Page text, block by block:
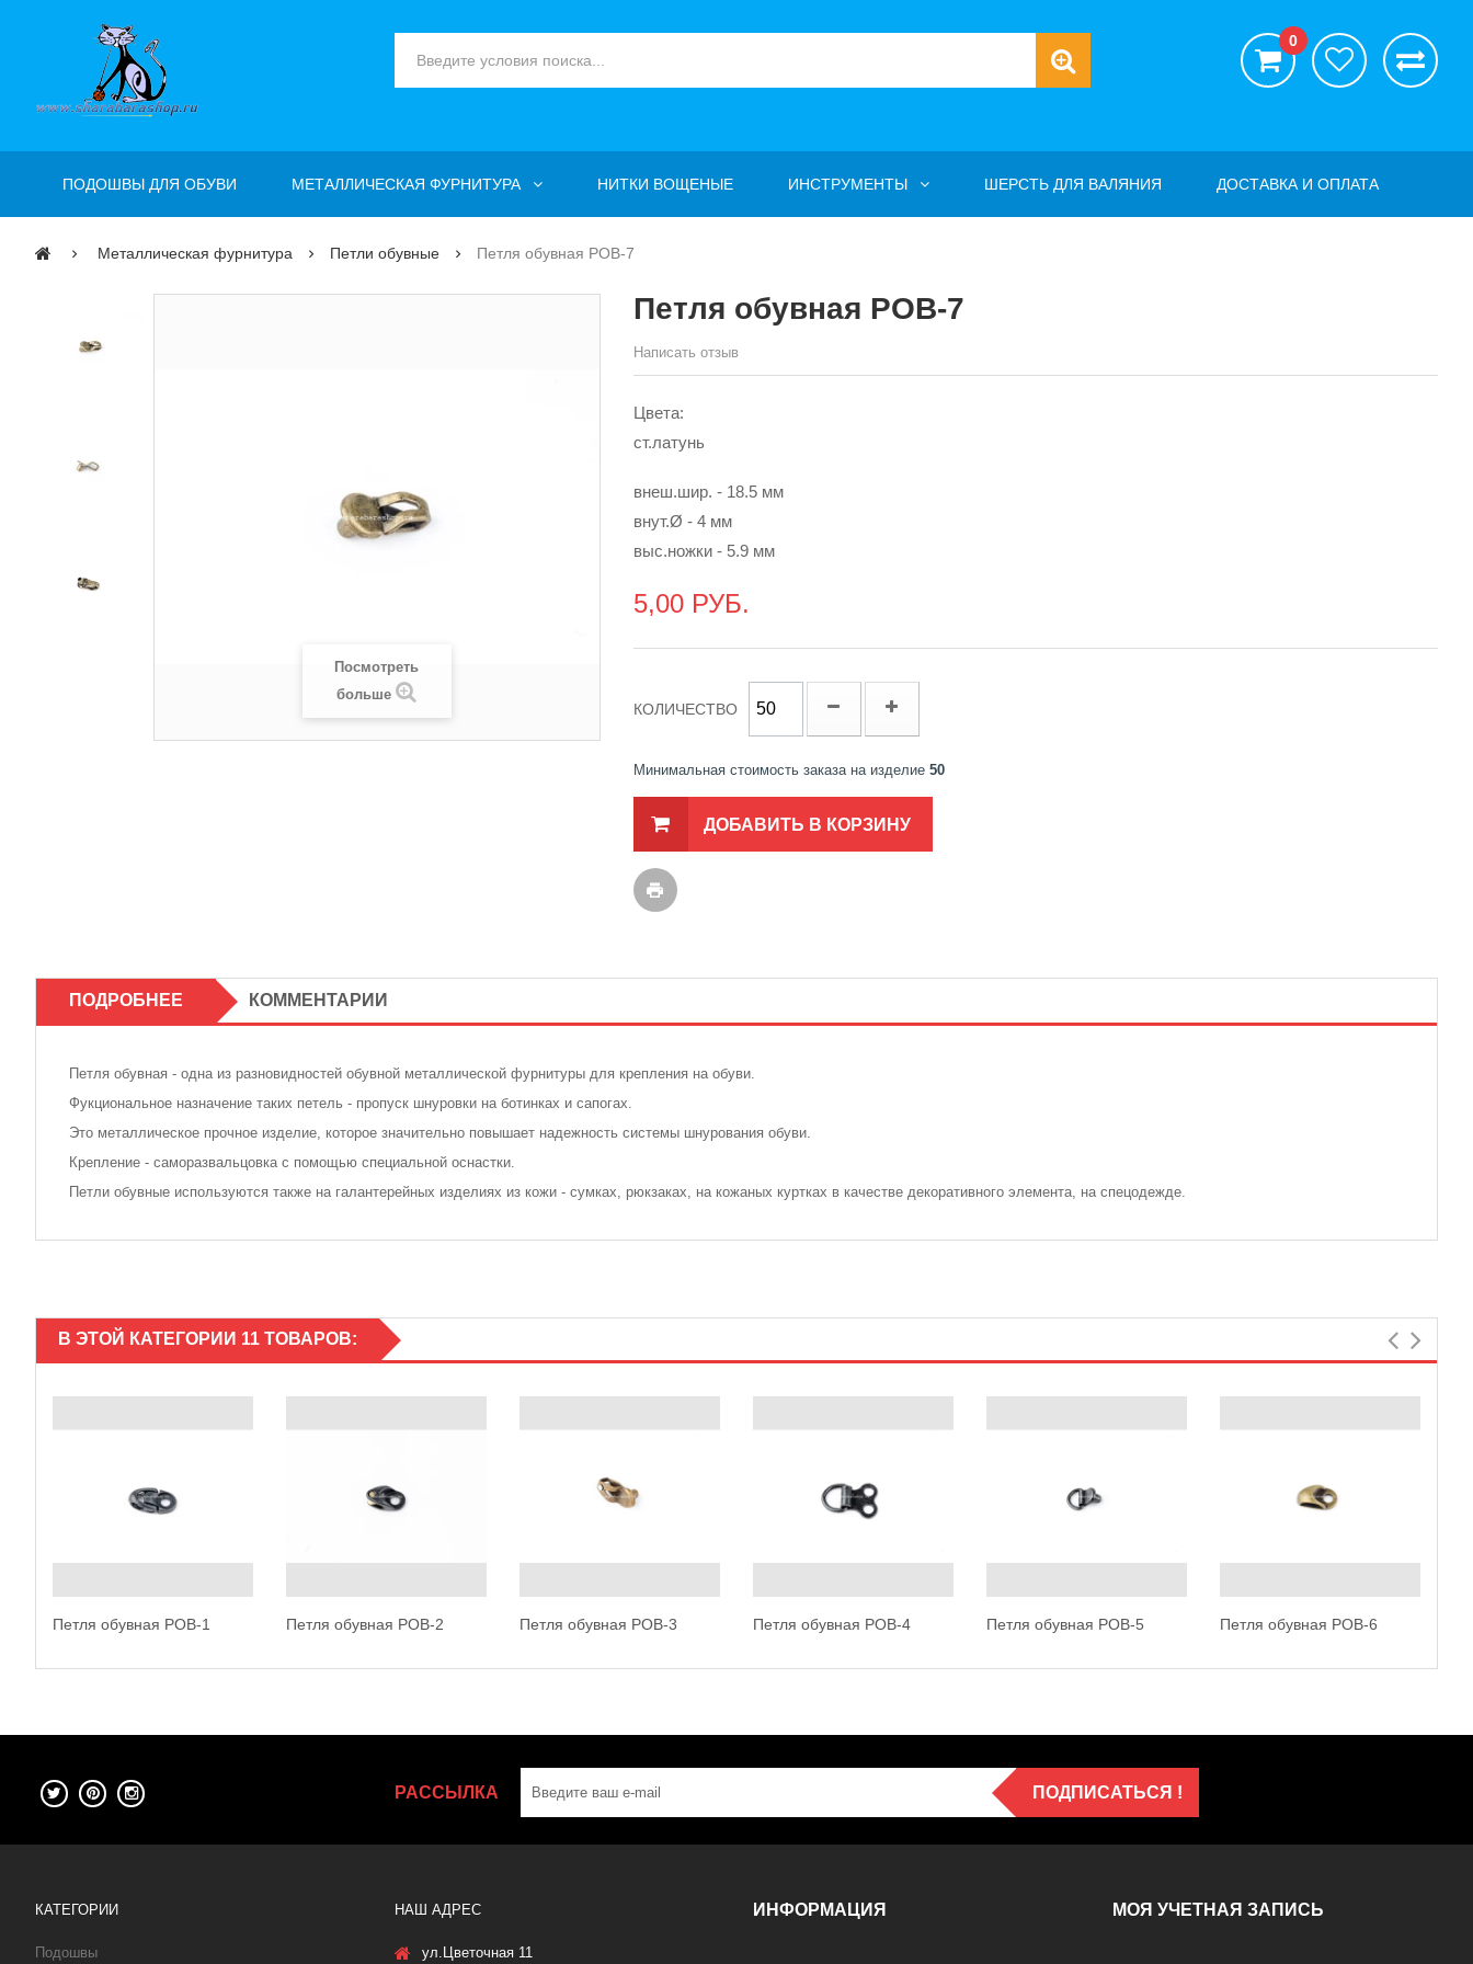
0
ПОДОШВЫ ДЛЯ ОБУВИ МЕТАЛЛИЧЕСКАЯ ФУРНИТУРА НИТКИ ВОЩЕНЫЕ ИНСТРУМЕНТЫ ШЕРСТЬ ДЛЯ ВАЛЯНИЯ ДОСТАВКА И ОПЛАТА
Металлическая фурнитура Петли обувные Петля обувная POB-7
Посмотреть
больше
Петля обувная POB-7
Написать отзыв
Цвета:
ст.латунь
внеш.шир. - 18.5 мм
внут.Ø - 4 мм
выс.ножки - 5.9 мм
5,00 РУБ.
КОЛИЧЕСТВО
Минимальная стоимость заказа на изделие 50
ДОБАВИТЬ В КОРЗИНУ
ПОДРОБНЕЕ КОММЕНТАРИИ
Петля обувная - одна из разновидностей обувной металлической фурнитуры для крепления на обуви.
Фукциональное назначение таких петель - пропуск шнуровки на ботинках и сапогах.
Это металлическое прочное изделие, которое значительно повышает надежность системы шнурования обуви.
Крепление - саморазвальцовка с помощью специальной оснастки.
Петли обувные используются также на галантерейных изделиях из кожи - сумках, рюкзаках, на кожаных куртках в качестве декоративного элемента, на спецодежде.
В ЭТОЙ КАТЕГОРИИ 11 ТОВАРОВ:
Петля обувная POB-1 Петля обувная POB-2 Петля обувная POB-3 Петля обувная POB-4 Петля обувная POB-5 Петля обувная POB-6
РАССЫЛКА ПОДПИСАТЬСЯ !
КАТЕГОРИИ
Подошвы
НАШ АДРЕС
ул.Цветочная 11
ИНФОРМАЦИЯ МОЯ УЧЕТНАЯ ЗАПИСЬ